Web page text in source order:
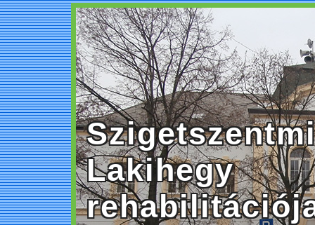
Lakihegy